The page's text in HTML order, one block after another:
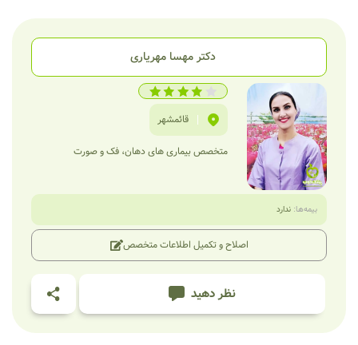
دکتر مهسا مهریاری
| قائمشهر
متخصص بیماری‌ های دهان، فک و صورت
بیمه‌ها:ندارد
اصلاح و تکمیل اطلاعات متخصص
نظر دهید